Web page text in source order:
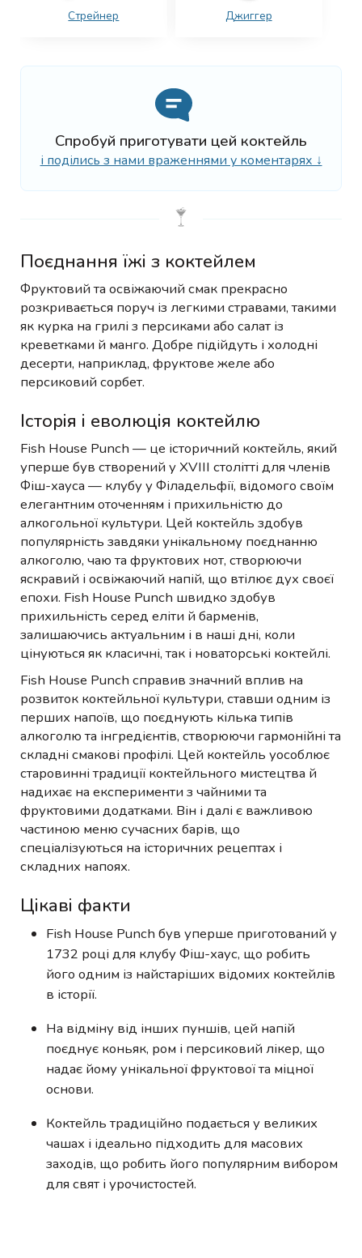
Стрейнер Джиггер
Спробуй приготувати цей коктейль
і поділись з нами враженнями у коментарях ↓
Поєднання їжі з коктейлем
Фруктовий та освіжаючий смак прекрасно
розкривається поруч із легкими стравами, такими
як курка на грилі з персиками або салат із
креветками й манго. Добре підійдуть і холодні
десерти, наприклад, фруктове желе або
персиковий сорбет.
Історія і еволюція коктейлю
Fish House Punch — це історичний коктейль, який
уперше був створений у XVIII столітті для членів
Фіш-хауса — клубу у Філадельфії, відомого своїм
елегантним оточенням і прихильністю до
алкогольної культури. Цей коктейль здобув
популярність завдяки унікальному поєднанню
алкоголю, чаю та фруктових нот, створюючи
яскравий і освіжаючий напій, що втілює дух своєї
епохи. Fish House Punch швидко здобув
прихильність серед еліти й барменів,
залишаючись актуальним і в наші дні, коли
цінуються як класичні, так і новаторські коктейлі.
Fish House Punch справив значний вплив на
розвиток коктейльної культури, ставши одним із
перших напоїв, що поєднують кілька типів
алкоголю та інгредієнтів, створюючи гармонійні та
складні смакові профілі. Цей коктейль уособлює
старовинні традиції коктейльного мистецтва й
надихає на експерименти з чайними та
фруктовими додатками. Він і далі є важливою
частиною меню сучасних барів, що
спеціалізуються на історичних рецептах і
складних напоях.
Цікаві факти
Fish House Punch був уперше приготований у
1732 році для клубу Фіш-хаус, що робить
його одним із найстаріших відомих коктейлів
в історії.
На відміну від інших пуншів, цей напій
поєднує коньяк, ром і персиковий лікер, що
надає йому унікальної фруктової та міцної
основи.
Коктейль традиційно подається у великих
чашах і ідеально підходить для масових
заходів, що робить його популярним вибором
для свят і урочистостей.